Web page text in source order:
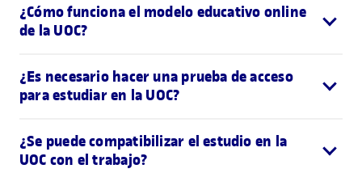
¿Cómo funciona el modelo educativo online
de la UOC?
¿Es necesario hacer una prueba de acceso
para estudiar en la UOC?
¿Se puede compatibilizar el estudio en la
UOC con el trabajo?